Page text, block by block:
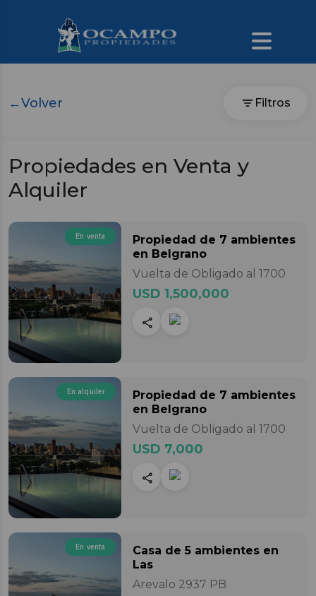
←Volver Filtros
Propiedades en Venta y
Alquiler
En venta Propiedad de 7 ambientes
en Belgrano
Vuelta de Obligado al 1700
USD 1,500,000
En alquiler Propiedad de 7 ambientes
en Belgrano
Vuelta de Obligado al 1700
USD 7,000
En venta Casa de 5 ambientes en
Las
Arevalo 2937 PB